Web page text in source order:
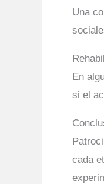
Una
En
si el
cada